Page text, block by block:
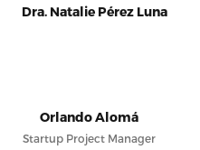
Dra. Natalie Pérez Luna
Orlando Alomá
Startup Project Manager